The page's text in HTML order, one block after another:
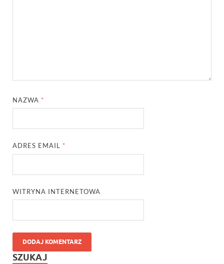
NAZWA *
ADRES EMAIL *
WITRYNA INTERNETOWA
SZUKAJ